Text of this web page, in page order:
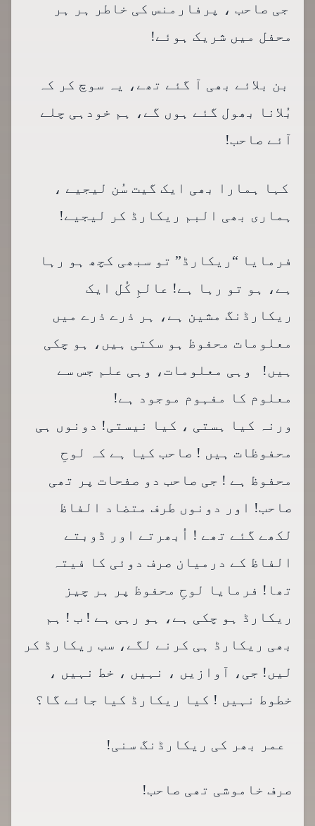
جی صاحب ، پرفارمنس کی خاطر ہر ہر
محفل میں شریک ہوئے!
بن بلائے بھی آ گئے تھے، یہ سوچ کر کہ
بُلانا بھول گئے ہوں گے، ہم خودہی چلے
آئے صاحب!
کہا ہمارا بھی ایک گیت سُن لیجیے ،
ہماری بھی البم ریکارڈ کر لیجیے!
فرمایا “ریکارڈ” تو سبھی کچھ ہو رہا
ہے، ہو تو رہا ہے! عالمِ کُل ایک
ریکارڈنگ مشین ہے، ہر ذرے ذرے میں
معلومات محفوظ ہو سکتی ہیں، ہو چکی
ہیں! وہی معلومات، وہی علم جس سے
معلوم کا مفہوم موجود ہے!
ورنہ کیا ہستی ، کیا نیستی! دونوں ہی
محفوظات ہیں ! صاحب کیا ہے کہ لوحِ
محفوظ ہے ! جی صاحب دو صفحات پر تھی
صاحب! اور دونوں طرف متضاد الفاظ
لکھے گئے تھے ! اُبھرتے اور ڈوبتے
الفاظ کے درمیان صرف دوئی کا فیتہ
تھا! فرمایا لوحِ محفوظ پر ہر چیز
ریکارڈ ہو چکی ہے، ہو رہی ہے ! ب ! ہم
بھی ریکارڈ ہی کرنے لگے، سب ریکارڈ کر
لیں! جی، آوازیں ، نہیں ، خط نہیں ،
خطوط نہیں ! کیا ریکارڈ کیا جائے گا؟
عمر بھر کی ریکارڈنگ سنی!
صرف خاموشی تھی صاحب!